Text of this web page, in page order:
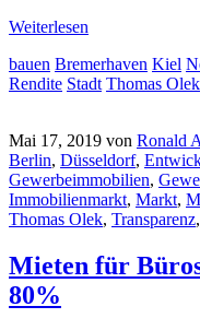
Weiterlesen
bauen Bremerhaven Kiel
Rendite Stadt Thomas Olek
Mai 17, 2019 von Ronald
Berlin, Düsseldorf,
Gewerbeimmobilien,
Immobilienmarkt, Markt,
Thomas Olek, Transparenz,
Mieten für
80%